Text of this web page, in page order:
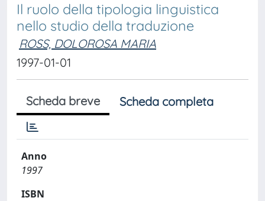
Il ruolo della tipologia linguistica
nello studio della traduzione
ROSS, DOLOROSA MARIA
1997-01-01
Scheda breve Scheda completa
Anno
1997
ISBN